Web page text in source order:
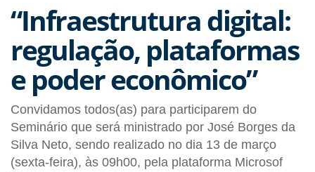
“Infraestrutura digital:
regulação, plataformas
e poder econômico”
Convidamos todos(as) para participarem do
Seminário que será ministrado por José Borges da
Silva Neto, sendo realizado no dia 13 de março
(sexta-feira), às 09h00, pela plataforma Microsof